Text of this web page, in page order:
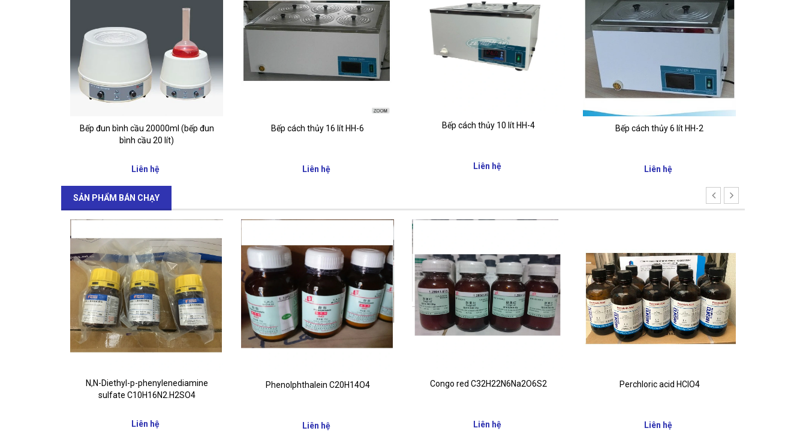
Bếp đun bình cầu 20000ml (bếp đun
bình cầu 20 lít)
Liên hệ
Bếp cách thủy 16 lít HH-6
Liên hệ
Bếp cách thủy 10 lít HH-4
Liên hệ
Bếp cách thủy 6 lít HH-2
Liên hệ
SẢN PHẨM BÁN CHẠY
N,N-Diethyl-p-phenylenediamine
sulfate C10H16N2.H2SO4
Liên hệ
Phenolphthalein C20H14O4
Liên hệ
Congo red C32H22N6Na2O6S2
Liên hệ
Perchloric acid HClO4
Liên hệ